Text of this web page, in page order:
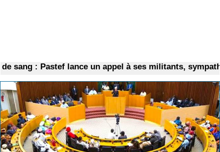
: Pastef lance un appel à ses militants,